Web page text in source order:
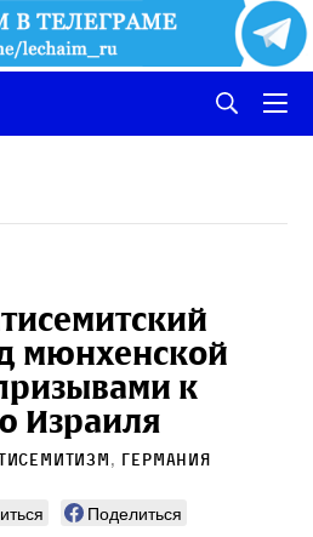
мюнхенской
к
Израиля
, Германия
Поделиться